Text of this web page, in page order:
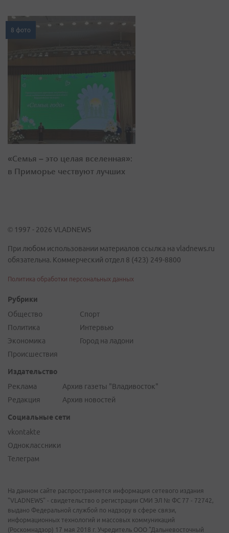
8 фото
«Семья – это целая вселенная»:
в Приморье чествуют лучших
© 1997 - 2026 VLADNEWS
При любом использовании материалов ссылка на vladnews.ru
обязательна. Коммерческий отдел 8 (423) 249-8800
Политика обработки персональных данных
Рубрики
Общество
Политика
Экономика
Происшествия
Спорт
Интервью
Город на ладони
Издательство
Реклама
Редакция
Архив газеты "Владивосток"
Архив новостей
Социальные сети
vkontakte
Одноклассники
Телеграм
На данном сайте распространяется информация сетевого издания
"VLADNEWS" - свидетельство о регистрации СМИ ЭЛ № ФС 77 - 72742,
выдано Федеральной службой по надзору в сфере связи,
информационных технологий и массовых коммуникаций
(Роскомнадзор) 17 мая 2018 г. Учредитель ООО "Дальневосточный